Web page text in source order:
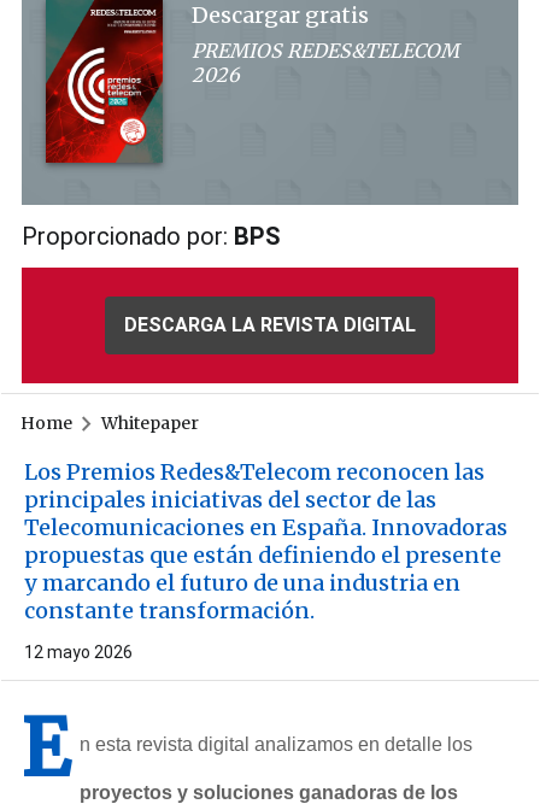
Descargar gratis
PREMIOS REDES&TELECOM
2026
Proporcionado por: BPS
DESCARGA LA REVISTA DIGITAL
Home Whitepaper
Los Premios Redes&Telecom reconocen las
principales iniciativas del sector de las
Telecomunicaciones en España. Innovadoras
propuestas que están definiendo el presente
y marcando el futuro de una industria en
constante transformación.
12 mayo 2026
E n esta revista digital analizamos en detalle los
proyectos y soluciones ganadoras de los